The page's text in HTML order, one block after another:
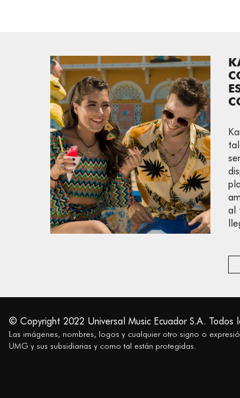
al
© Copyright 2022 Universal Music Ecuador S.A. Todos
Las imágenes, nombres, logos y cualquier otro signo o
UMG y sus subsidiarias y como tal están protegidas.